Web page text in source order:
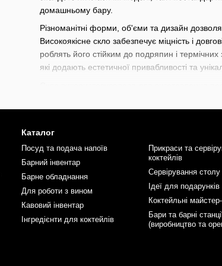
домашньому бару.
Різноманітні форми, об'єми та дизайн
Високоякісне скло забезпечує міцність і
роблять його стійким до подряпин і
які додають естетичної привабливості та
барної культури. Сьогодні виробники
підходять для барів, ресторанів, готелів і
варіант, що ідеально доповнить його барний
В нашому магазині доступний широкий вибір
коктейлів
наборів для барменівтабарної
коктейлів. Прокачуйте ваші професіональні
Каталог
Посуд та подача напоїв
Барний інвентар
Барне обладнання
Для роботи з вином
Кавовий інвентар
Інгредієнти для коктейлів
Прикраси та
коктейлів
Сервірування столу
Ідеї для подарунків
Коктейльні
Бари та барні
(виробництво та